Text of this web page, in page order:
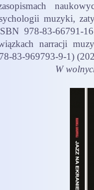
muzyki,
978-83-66791-
narracji
83-969793-9-1)
W